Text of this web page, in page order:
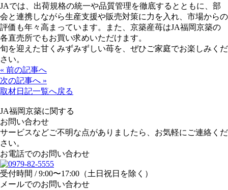
JAでは、出荷規格の統一や品質管理を徹底するとともに、部
会と連携しながら生産支援や販売対策に力を入れ、市場からの
評価も年々高まっています。また、京築産苺はJA福岡京築の
各直売所でもお買い求めいただけます。
旬を迎えた甘くみずみずしい苺を、ぜひご家庭でお楽しみくだ
さい。
« 前の記事へ
次の記事へ »
取材日記一覧へ戻る
JA福岡京築に関する
お問い合わせ
サービスなどご不明な点がありましたら、お気軽にご連絡くだ
さい。
お電話でのお問い合わせ
受付時間 / 9:00〜17:00（土日祝日を除く）
メールでのお問い合わせ